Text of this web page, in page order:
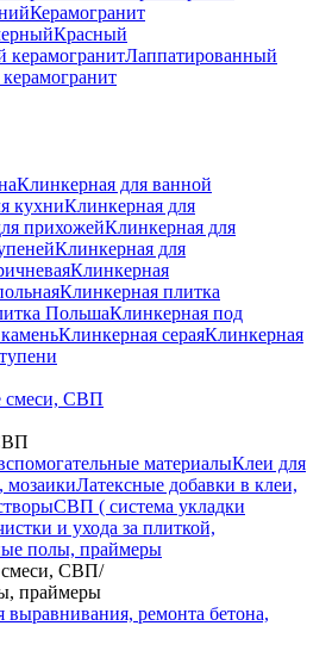
Керамогранит
Красный
керамогранитЛаппатированный
Клинкерная для ванной
кухниКлинкерная для
прихожейКлинкерная для
Клинкерная для
Клинкерная
Клинкерная плитка
ПольшаКлинкерная под
Клинкерная сераяКлинкерная
смеси, СВП
материалыКлеи для
мозаикиЛатексные добавки в клеи,
СВП ( система укладки
и ухода за плиткой,
полы, праймеры
смеси, СВП/
праймеры
ремонта бетона,